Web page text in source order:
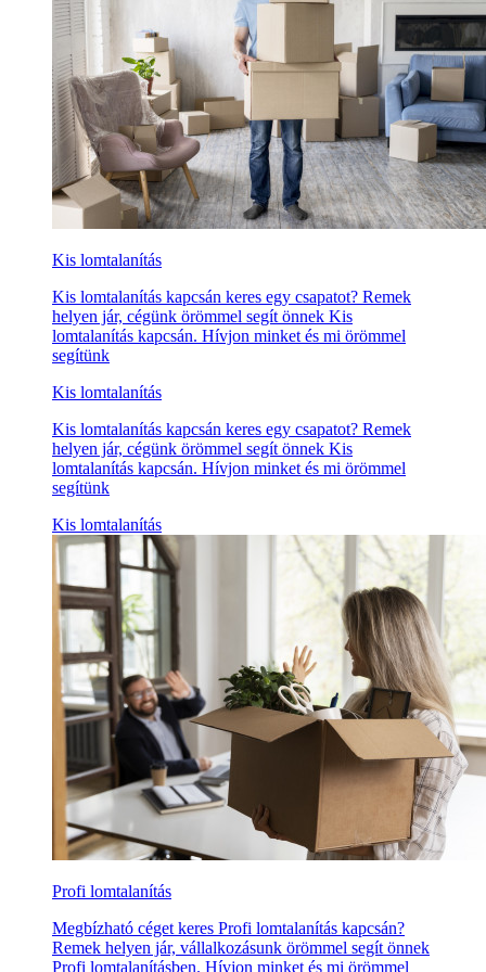
Kis lomtalanítás
Kis lomtalanítás kapcsán keres egy csapatot? Remek
helyen jár, cégünk örömmel segít önnek Kis
lomtalanítás kapcsán. Hívjon minket és mi örömmel
segítünk
Kis lomtalanítás
Kis lomtalanítás kapcsán keres egy csapatot? Remek
helyen jár, cégünk örömmel segít önnek Kis
lomtalanítás kapcsán. Hívjon minket és mi örömmel
segítünk
Kis lomtalanítás
Profi lomtalanítás
Megbízható céget keres Profi lomtalanítás kapcsán?
Remek helyen jár, vállalkozásunk örömmel segít önnek
Profi lomtalanításben. Hívjon minket és mi örömmel